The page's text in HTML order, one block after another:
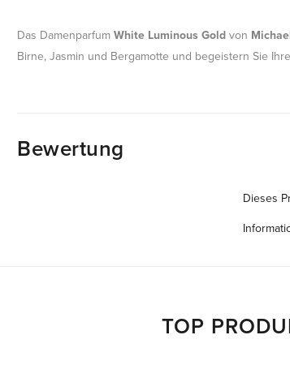
Das Damenparfum White Luminous Gold von
Birne, Jasmin und Bergamotte und begeistern Sie
Bewertung
Dieses
TOP